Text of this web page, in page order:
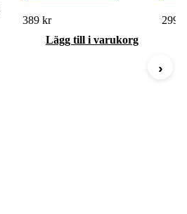
389 kr
Lägg till i varukorg
299
›